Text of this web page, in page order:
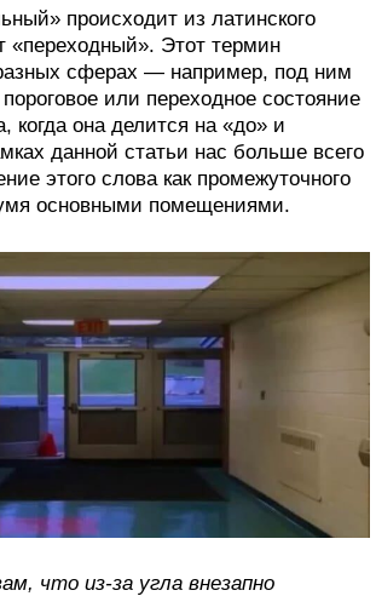
происходит из латинского
«переходный». Этот термин
сферах — например, под ним
или переходное состояние
когда она делится на «до» и
данной статьи нас больше всего
этого слова как промежуточного
основными помещениями.
что из-за угла внезапно